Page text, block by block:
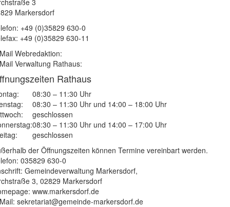
Markersdorf
+49 (0)35829 630-0
+49 (0)35829 630-11
Webredaktion:
Verwaltung Rathaus:
Rathaus
08:30 – 11:30 Uhr
08:30 – 11:30 Uhr und 14:00 – 18:00 Uhr
geschlossen
08:30 – 11:30 Uhr und 14:00 – 17:00 Uhr
geschlossen
der Öffnungszeiten können Termine vereinbart werden.
035829 630-0
Gemeindeverwaltung Markersdorf,
3, 02829 Markersdorf
www.markersdorf.de
sekretariat@gemeinde-markersdorf.de